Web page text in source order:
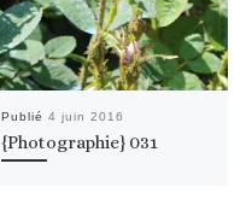
Publié 4 juin 2016
{Photographie} 031